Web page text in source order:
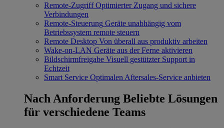
Remote-Zugriff Optimierter Zugang und sichere
Verbindungen
Remote-Steuerung Geräte unabhängig vom
Betriebssystem remote steuern
Remote Desktop Von überall aus produktiv arbeiten
Wake-on-LAN Geräte aus der Ferne aktivieren
Bildschirmfreigabe Visuell gestützter Support in
Echtzeit
Smart Service Optimalen Aftersales-Service anbieten
Nach Anforderung Beliebte Lösungen
für verschiedene Teams